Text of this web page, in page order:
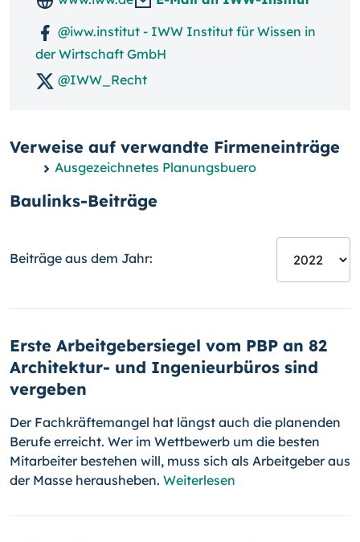
@iww.institut - IWW Institut für Wissen in
der Wirtschaft GmbH
@IWW_Recht
Verweise auf verwandte Firmeneinträge
Ausgezeichnetes Planungsbuero
Baulinks-Beiträge
Beiträge aus dem Jahr:
Erste Arbeitgebersiegel vom PBP an 82
Architektur- und Ingenieurbüros sind
vergeben
Der Fachkräftemangel hat längst auch die planenden
Berufe erreicht. Wer im Wettbewerb um die besten
Mitarbeiter bestehen will, muss sich als Arbeitgeber aus
der Masse herausheben. Weiterlesen